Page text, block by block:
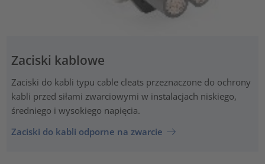
Zaciski kablowe
Zaciski do kabli typu cable cleats przeznaczone do ochrony
kabli przed siłami zwarciowymi w instalacjach niskiego,
średniego i wysokiego napięcia.
Zaciski do kabli odporne na zwarcie